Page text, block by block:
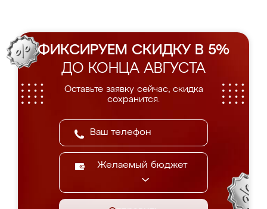
ФИКСИРУЕМ СКИДКУ В 5%
ДО КОНЦА АВГУСТА
Оставьте заявку сейчас, скидка
сохранится.
Желаемый бюджет